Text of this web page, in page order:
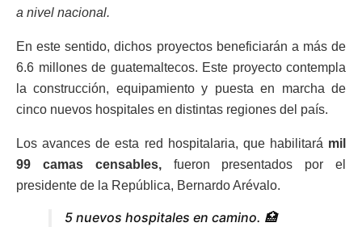
a nivel nacional.
En este sentido, dichos proyectos beneficiarán a más de
6.6 millones de guatemaltecos. Este proyecto contempla
la construcción, equipamiento y puesta en marcha de
cinco nuevos hospitales en distintas regiones del país.
Los avances de esta red hospitalaria, que habilitará mil
99 camas censables,fueron presentados por el
presidente de la República, Bernardo Arévalo.
5 nuevos hospitales en camino. 🏥